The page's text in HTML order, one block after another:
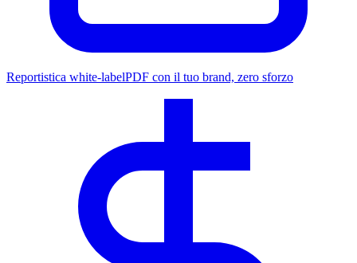
Reportistica white-labelPDF con il tuo brand, zero sforzo